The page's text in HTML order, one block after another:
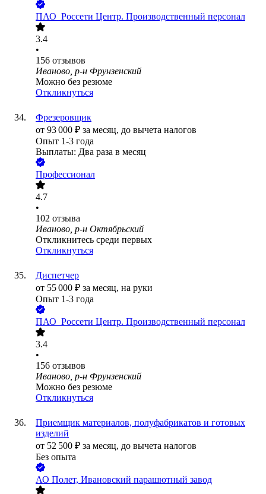
ПАО Россети Центр. Производственный персонал
3.4
•
156 отзывов
Иваново, р-н Фрунзенский
Можно без резюме
Откликнуться
Фрезеровщик
от 93 000 ₽ за месяц, до вычета налогов
Опыт 1-3 года
Выплаты: Два раза в месяц
Профессионал
4.7
•
102 отзыва
Иваново, р-н Октябрьский
Откликнитесь среди первых
Откликнуться
Диспетчер
от 55 000 ₽ за месяц, на руки
Опыт 1-3 года
ПАО Россети Центр. Производственный персонал
3.4
•
156 отзывов
Иваново, р-н Фрунзенский
Можно без резюме
Откликнуться
Приемщик материалов, полуфабрикатов и готовых
изделий
от 52 500 ₽ за месяц, до вычета налогов
Без опыта
АО Полет, Ивановский парашютный завод